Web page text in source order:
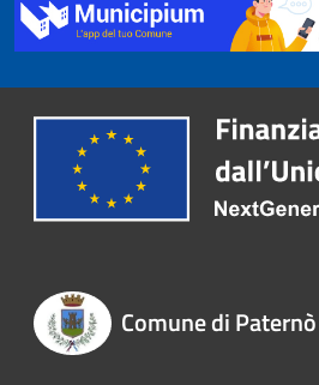
Comune di Paternò